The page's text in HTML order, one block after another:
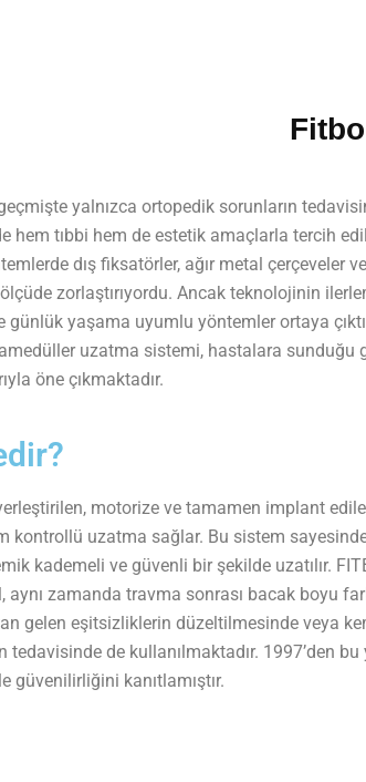
yalnızca ortopedik sorunların
hem tıbbi hem de estetik amaçlarla tercih
dış fiksatörler, ağır metal çerçeveler
zorlaştırıyordu. Ancak teknolojinin
günlük yaşama uyumlu yöntemler ortaya
uzatma sistemi, hastalara sunduğu
öne çıkmaktadır.
motorize ve tamamen implant
kontrollü uzatma sağlar. Bu sistem
kademeli ve güvenli bir şekilde uzatılır.
zamanda travma sonrası bacak boyu
gelen eşitsizliklerin düzeltilmesinde veya
tedavisinde de kullanılmaktadır. 1997’den
güvenilirliğini kanıtlamıştır.